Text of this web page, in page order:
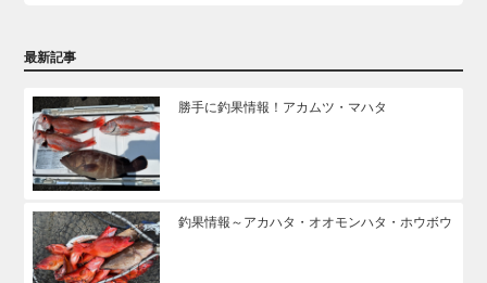
最新記事
勝手に釣果情報！アカムツ・マハタ
釣果情報～アカハタ・オオモンハタ・ホウボウ